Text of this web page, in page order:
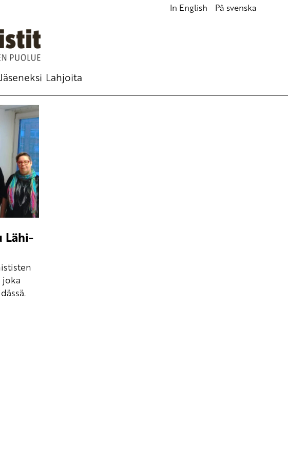
In English På svenska
Jäseneksi Lahjoita
Lähi-
joka